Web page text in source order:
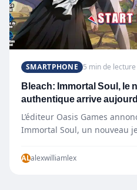
SMARTPHONE 5 min de lecture
Bleach: Immortal Soul, le
authentique arrive
mobiles
L’éditeur Oasis Games
Immortal Soul, un nouveau
ALalexwilliamlex